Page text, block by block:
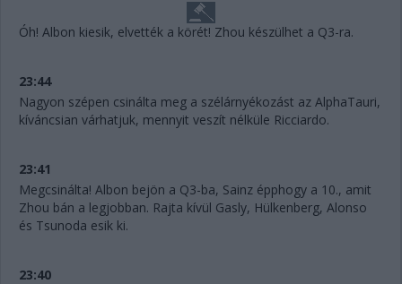
Óh! Albon kiesik, elvették a körét! Zhou készülhet a Q3-ra.
23:44
Nagyon szépen csinálta meg a szélárnyékozást az AlphaTauri,
kíváncsian várhatjuk, mennyit veszít nélküle Ricciardo.
23:41
Megcsinálta! Albon bejön a Q3-ba, Sainz épphogy a 10., amit
Zhou bán a legjobban. Rajta kívül Gasly, Hülkenberg, Alonso
és Tsunoda esik ki.
23:40